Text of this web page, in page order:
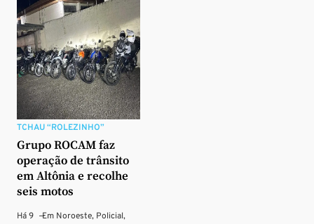
TCHAU “ROLEZINHO”
Grupo ROCAM faz
operação de trânsito
em Altônia e recolhe
seis motos
Há 9 —Em Noroeste, Policial,